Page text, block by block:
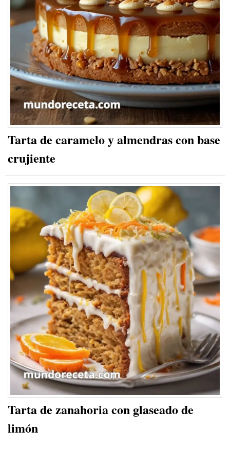
Tarta de caramelo y almendras con base
crujiente
Tarta de zanahoria con glaseado de
limón